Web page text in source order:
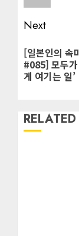
Next
Next
post:
[일본인의 속
#085] 모두가
게 여기는 일’